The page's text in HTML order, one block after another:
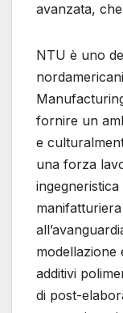
avanzata,
NTU è uno
fornire un
e
una forza
modellazione
additivi
di post-